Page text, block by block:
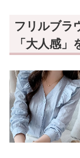
フリルブラ
「大人感」